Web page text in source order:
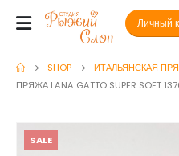
Личный
SHOP ИТАЛЬЯНСКАЯ
ПРЯЖА LANA GATTO SUPER SOFT
SALE